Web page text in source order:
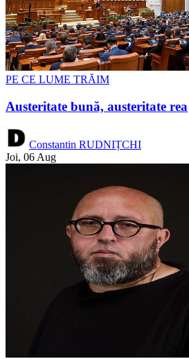
PE CE LUME TRĂIM
Austeritate bună, austeritate rea
Constantin RUDNIȚCHI
Joi, 06 Aug